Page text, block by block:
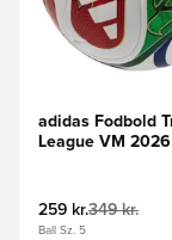
adidas Fodbold
League VM
259 kr.349 kr.
Ball Sz. 5